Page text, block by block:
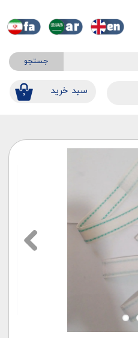
جستجو
۰ ​​سبد خرید